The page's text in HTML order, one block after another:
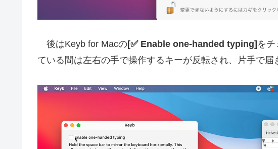
後はKeyb for Macの[✅ Enable one-handed typing] を
ている間は左右の手で操作するキーが反転され、片手で届
動
レ